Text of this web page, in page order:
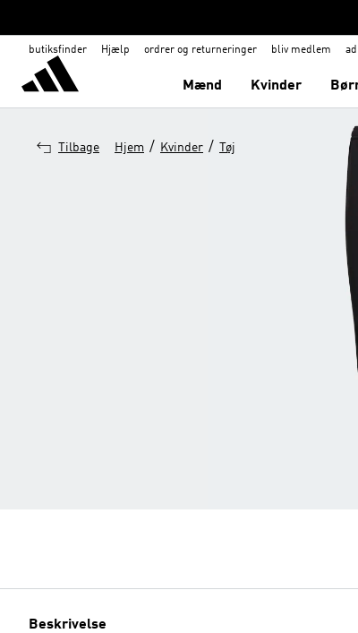
butiksfinder Hjælp ordrer og returneringer bliv medlem
Mænd Kvinder
Tilbage Hjem / Kvinder / Tøj
Beskrivelse